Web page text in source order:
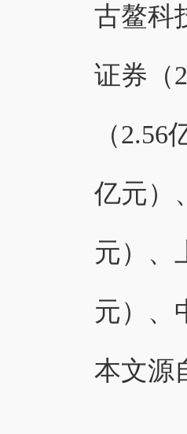
古鳌科
证券（
（
亿元）
元）、
元）、
本文源